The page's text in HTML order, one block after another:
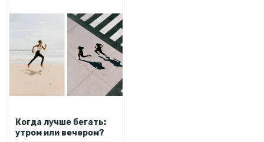
Когда лучше бегать:
утром или вечером?